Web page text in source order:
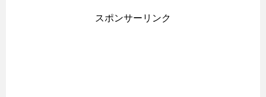
スポンサーリンク